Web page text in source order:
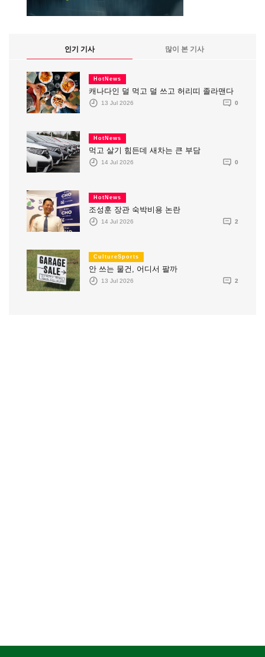
인기 기사 많이 본 기사
HotNews
캐나다인 덜 먹고 덜 쓰고 허리띠 졸라맨다
13 Jul 2026 0
HotNews
먹고 살기 힘든데 새차는 큰 부담
14 Jul 2026 0
HotNews
조성훈 장관 숙박비용 논란
14 Jul 2026 2
CultureSports
안 쓰는 물건, 어디서 팔까
13 Jul 2026 2